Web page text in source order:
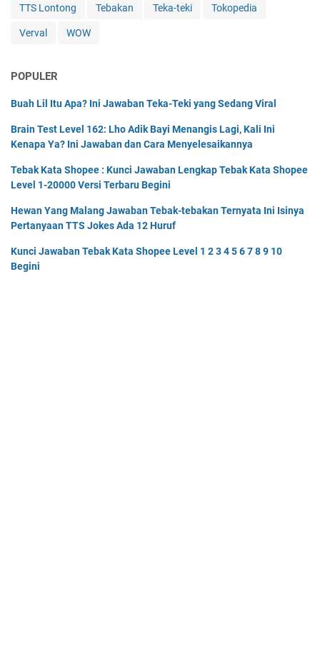
TTS Lontong Tebakan Teka-teki Tokopedia
Verval WOW
POPULER
Buah Lil Itu Apa? Ini Jawaban Teka-Teki yang Sedang Viral
Brain Test Level 162: Lho Adik Bayi Menangis Lagi, Kali Ini
Kenapa Ya? Ini Jawaban dan Cara Menyelesaikannya
Tebak Kata Shopee : Kunci Jawaban Lengkap Tebak Kata Shopee
Level 1-20000 Versi Terbaru Begini
Hewan Yang Malang Jawaban Tebak-tebakan Ternyata Ini Isinya
Pertanyaan TTS Jokes Ada 12 Huruf
Kunci Jawaban Tebak Kata Shopee Level 1 2 3 4 5 6 7 8 9 10
Begini